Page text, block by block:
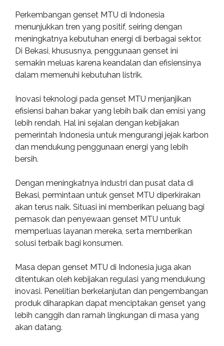
Perkembangan genset MTU di Indonesia
menunjukkan tren yang positif, seiring dengan
meningkatnya kebutuhan energi di berbagai sektor.
Di Bekasi, khususnya, penggunaan genset ini
semakin meluas karena keandalan dan efisiensinya
dalam memenuhi kebutuhan listrik.
Inovasi teknologi pada genset MTU menjanjikan
efisiensi bahan bakar yang lebih baik dan emisi yang
lebih rendah. Hal ini sejalan dengan kebijakan
pemerintah Indonesia untuk mengurangi jejak karbon
dan mendukung penggunaan energi yang lebih
bersih.
Dengan meningkatnya industri dan pusat data di
Bekasi, permintaan untuk genset MTU diperkirakan
akan terus naik. Situasi ini memberikan peluang bagi
pemasok dan penyewaan genset MTU untuk
memperluas layanan mereka, serta memberikan
solusi terbaik bagi konsumen.
Masa depan genset MTU di Indonesia juga akan
ditentukan oleh kebijakan regulasi yang mendukung
inovasi. Penelitian berkelanjutan dan pengembangan
produk diharapkan dapat menciptakan genset yang
lebih canggih dan ramah lingkungan di masa yang
akan datang.